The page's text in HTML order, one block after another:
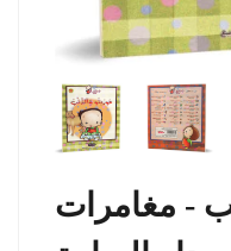
- مغامرات